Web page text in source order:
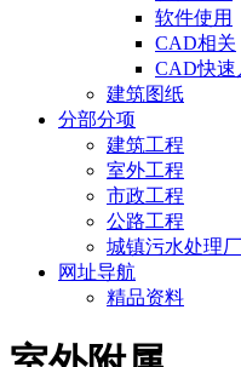
软件使用
CAD相关
CAD快速
建筑图纸
分部分项
建筑工程
室外工程
市政工程
公路工程
城镇污水处理
网址导航
精品资料